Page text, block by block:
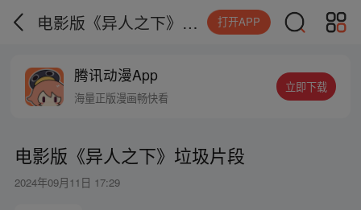
电影版《异人之下》垃圾片段 打开APP
腾讯动漫App
海量正版漫画畅快看
立即下载
电影版《异人之下》垃圾片段
2024年09月11日 17:29